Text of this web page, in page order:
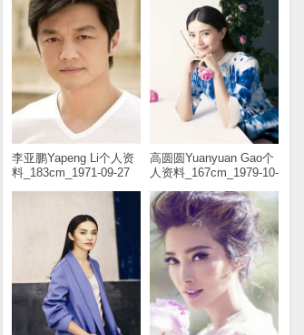
李亚鹏Yapeng Li个人资
料_183cm_1971-09-27
高圆圆Yuanyuan Gao个
人资料_167cm_1979-10-